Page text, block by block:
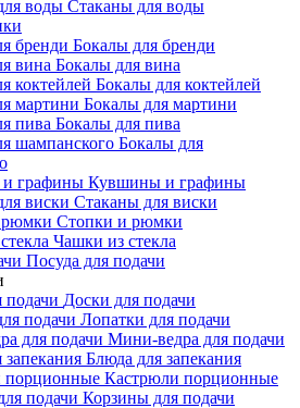
Стаканы для воды
Бокалы для бренди
Бокалы для вина
Бокалы для коктейлей
Бокалы для мартини
Бокалы для пива
Бокалы для
Кувшины и графины
Стаканы для виски
Стопки и рюмки
Чашки из стекла
Посуда для подачи
Доски для подачи
Лопатки для подачи
Мини-ведра для подачи
Блюда для запекания
Кастрюли порционные
Корзины для подачи